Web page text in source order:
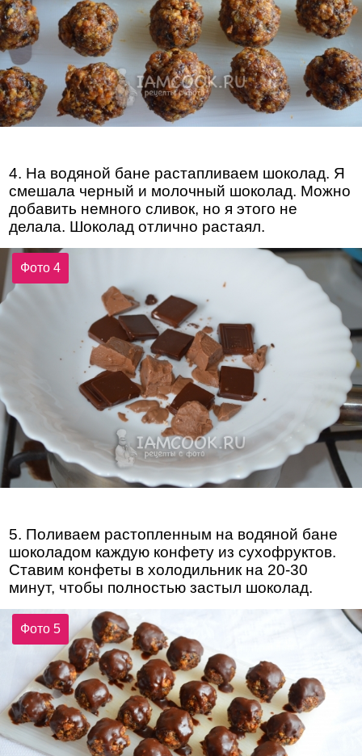
4. На водяной бане растапливаем шоколад. Я
смешала черный и молочный шоколад. Можно
добавить немного сливок, но я этого не
делала. Шоколад отлично растаял.
Фото 4
5. Поливаем растопленным на водяной бане
шоколадом каждую конфету из сухофруктов.
Ставим конфеты в холодильник на 20-30
минут, чтобы полностью застыл шоколад.
Фото 5